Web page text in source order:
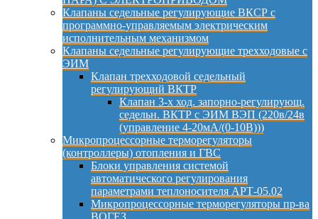
Клапаны седельные регулирующие ВКСР с
программно-управляемым электрическим
исполнительным механизмом
Клапаны седельные регулирующие трехходовые с
ЭИМ
Клапан трехходовой седельный
регулирующий ВКТР
Клапан 3-х ход. запорно-регулирующ.
седельн. ВКТР с ЭИМ ВЭП (220в/24в
(управление 4-20мА/(0-10В)))
Микропроцессорные терморегуляторы
(контроллеры) отопления и ГВС
Блоки управления системой
автоматического регулирования
параметрами теплоносителя АРТ-05.02
Микропроцессорные терморегуляторы пр-ва
ВОГЕЗ